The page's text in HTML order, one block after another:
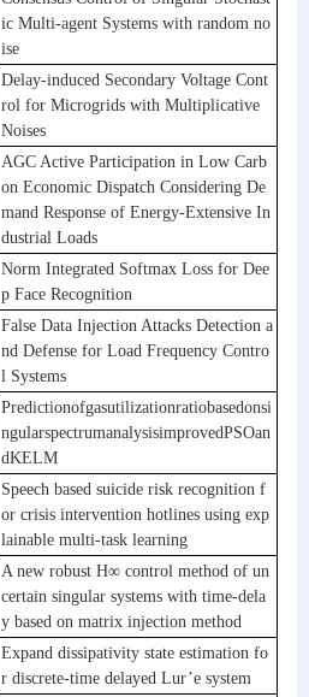
ic Multi-agent Systems with random no
ise
Delay-induced Secondary Voltage Cont
rol for Microgrids with Multiplicative
Noises
AGC Active Participation in Low Carb
on Economic Dispatch Considering De
mand Response of Energy-Extensive In
dustrial Loads
Norm Integrated Softmax Loss for Dee
p Face Recognition
False Data Injection Attacks Detection a
nd Defense for Load Frequency Contro
l Systems
Predictionofgasutilizationratiobasedonsi
ngularspectrumanalysisimprovedPSOan
dKELM
Speech based suicide risk recognition f
or crisis intervention hotlines using exp
lainable multi-task learning
A new robust H∞ control method of un
certain singular systems with time-dela
y based on matrix injection method
Expand dissipativity state estimation fo
r discrete-time delayed Lur’e system